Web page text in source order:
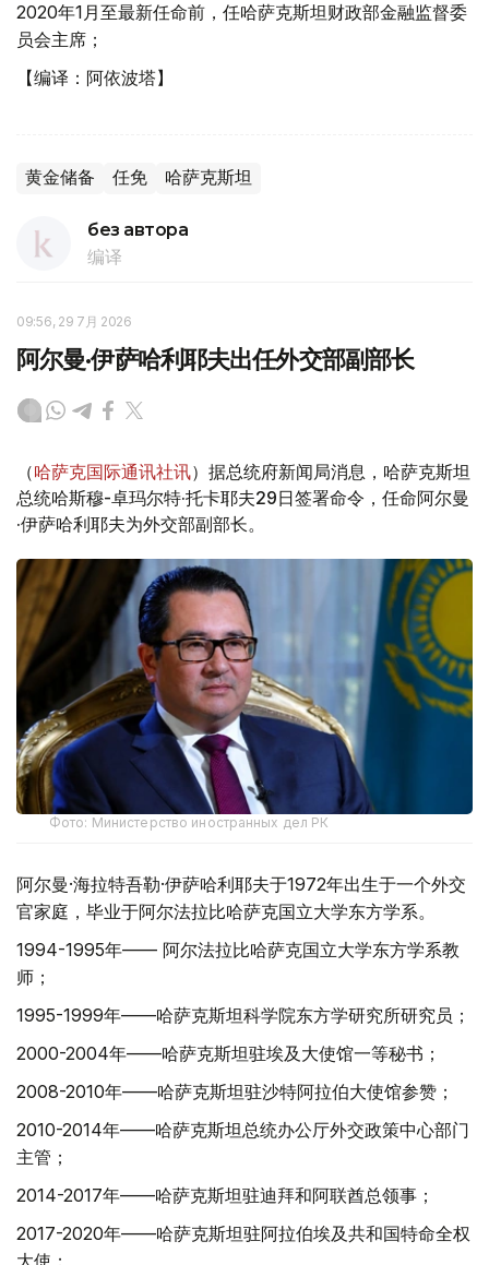
2020年1月至最新任命前，任哈萨克斯坦财政部金融监督委
员会主席；
【编译：阿依波塔】
黄金储备 任免 哈萨克斯坦
без автора
编译
09:56, 29 7月 2026
阿尔曼·伊萨哈利耶夫出任外交部副部长
（哈萨克国际通讯社讯）据总统府新闻局消息，哈萨克斯坦
总统哈斯穆-卓玛尔特·托卡耶夫29日签署命令，任命阿尔曼
·伊萨哈利耶夫为外交部副部长。
Фото: Министерство иностранных дел РК
阿尔曼·海拉特吾勒·伊萨哈利耶夫于1972年出生于一个外交
官家庭，毕业于阿尔法拉比哈萨克国立大学东方学系。
1994-1995年—— 阿尔法拉比哈萨克国立大学东方学系教
师；
1995-1999年——哈萨克斯坦科学院东方学研究所研究员；
2000-2004年——哈萨克斯坦驻埃及大使馆一等秘书；
2008-2010年——哈萨克斯坦驻沙特阿拉伯大使馆参赞；
2010-2014年——哈萨克斯坦总统办公厅外交政策中心部门
主管；
2014-2017年——哈萨克斯坦驻迪拜和阿联酋总领事；
2017-2020年——哈萨克斯坦驻阿拉伯埃及共和国特命全权